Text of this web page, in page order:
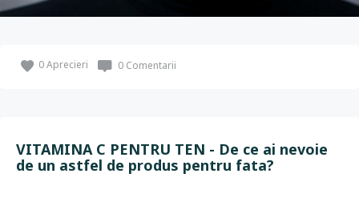
0Aprecieri 0 Comentarii
VITAMINA C PENTRU TEN - De ce ai nevoie
de un astfel de produs pentru fata?